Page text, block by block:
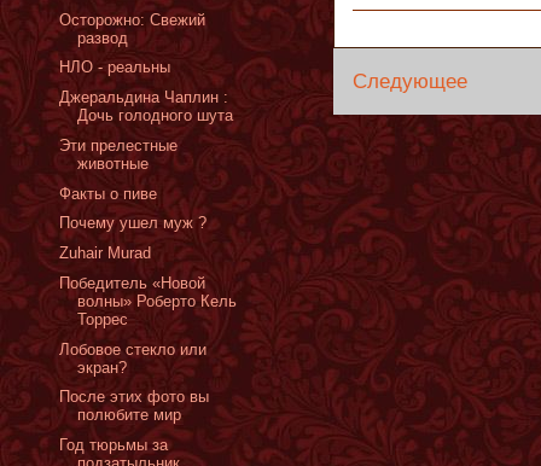
Следующее
Осторожно: Свежий
развод
НЛО - реальны
Джеральдина Чаплин :
Дочь голодного шута
Эти прелестные
животные
Факты о пиве
Почему ушел муж ?
Zuhair Murad
Победитель «Новой
волны» Роберто Кель
Торрес
Лобовое стекло или
экран?
После этих фото вы
полюбите мир
Год тюрьмы за